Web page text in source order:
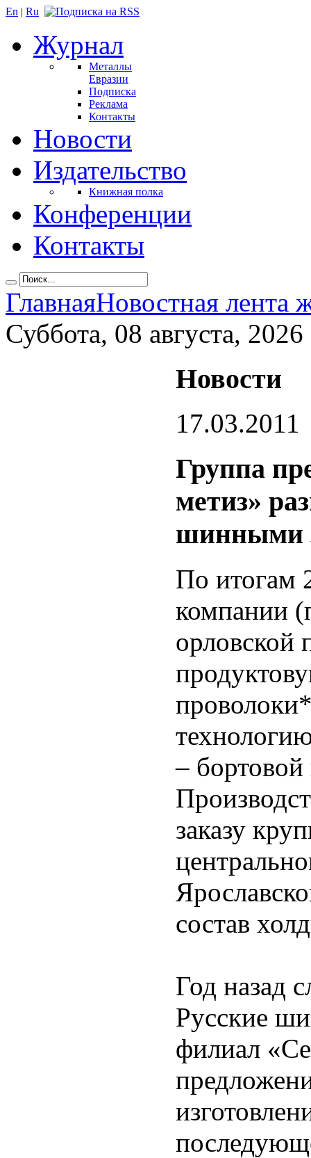
En | Ru
Журнал
Металлы
Евразии
Подписка
Реклама
Контакты
Новости
Издательство
Книжная полка
Конференции
Контакты
ГлавнаяНовостная лента
Суббота, 08 августа, 2026
Новости
17.03.2011
Группа
метиз»
шинными
По итогам
компании
орловской
–
заказу
состав
Год назад
Русские
филиал